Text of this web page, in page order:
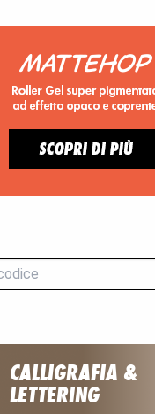
CALLIGRAFIA &
LETTERING